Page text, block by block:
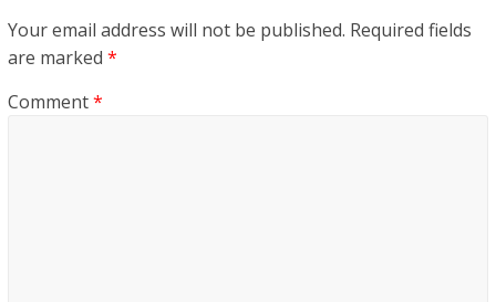
Your email address will not be published. Required fields
are marked *
Comment*